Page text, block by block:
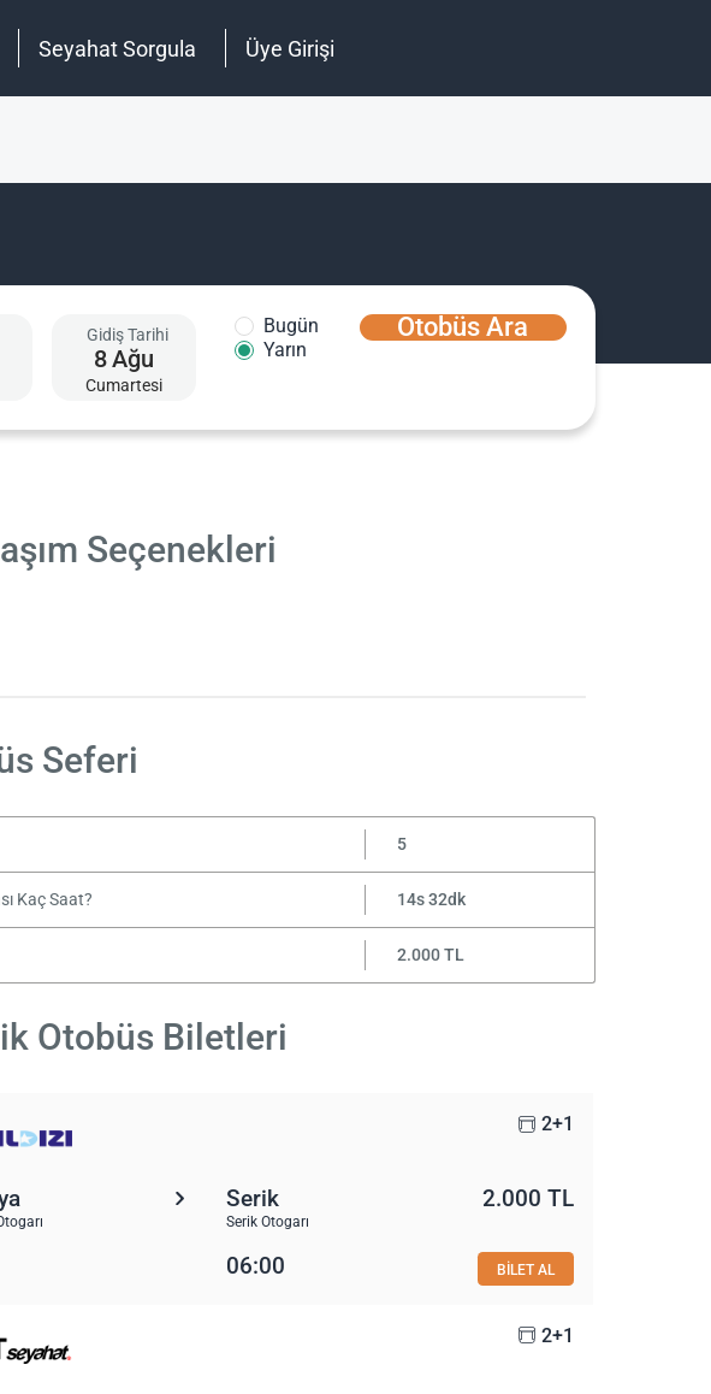
Seyahat Sorgula Üye Girişi
Gidiş Tarihi
8Ağu
Cumartesi
Bugün
Yarın
Otobüs Ara
Seçenekleri
Seferi
5
Kaç Saat? 14s 32dk
2.000 TL
Otobüs Biletleri
2+1
Serik
Serik Otogarı
2.000 TL
06:00 BİLET AL
2+1